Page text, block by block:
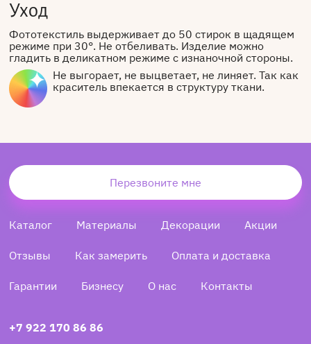
Уход
Фототекстиль выдерживает до 50 стирок в щадящем
режиме при 30°. Не отбеливать. Изделие можно
гладить в деликатном режиме с изнаночной стороны.
Не выгорает, не выцветает, не линяет. Так как
краситель впекается в структуру ткани.
Перезвоните мне
Каталог Материалы Декорации Акции
Отзывы Как замерить Оплата и доставка
Гарантии Бизнесу О нас Контакты
+7 922 170 86 86